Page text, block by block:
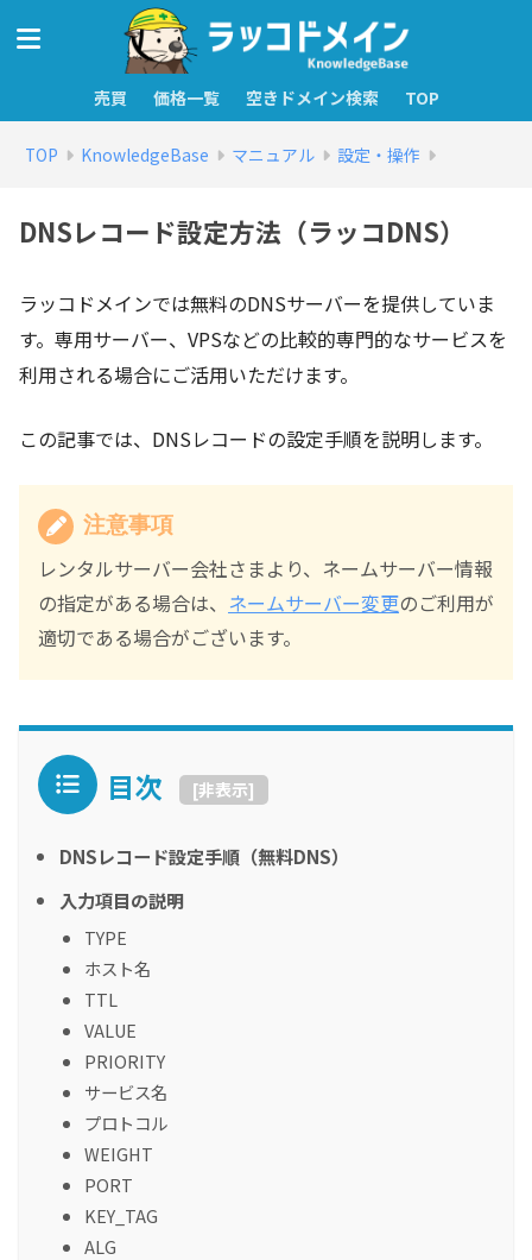
売買 価格一覧 空きドメイン検索 TOP
TOP KnowledgeBase マニュアル 設定・操作
DNSレコード設定方法（ラッコDNS）
ラッコドメインでは無料のDNSサーバーを提供していま
す。専用サーバー、VPSなどの比較的専門的なサービスを
利用される場合にご活用いただけます。
この記事では、DNSレコードの設定手順を説明します。
注意事項
レンタルサーバー会社さまより、ネームサーバー情報
の指定がある場合は、 ネームサーバー変更のご利用が
適切である場合がございます。
目次 [非表示]
DNSレコード設定手順（無料DNS）
入力項目の説明
TYPE
ホスト名
TTL
VALUE
PRIORITY
サービス名
プロトコル
WEIGHT
PORT
KEY_TAG
ALG